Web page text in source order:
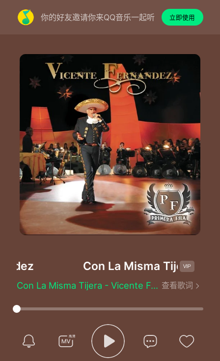
你的好友邀请你来QQ音乐一起听 立即使用
Con La Misma Tijera -
Con La Misma Tijera - Vicente Fernández
Que te andas portando
Yo deseo que me digas de plano
Que papel desempeño contigo
Si tanteas que te estoy estorbando
查看歌词